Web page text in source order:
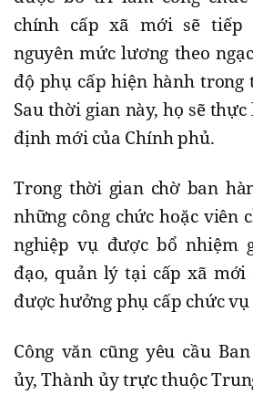
chính cấp xã mới sẽ tiếp
nguyên mức lương theo
độ phụ cấp hiện hành trong
Sau thời gian này, họ sẽ
định mới của Chính phủ.
Trong thời gian chờ ban
những công chức hoặc viên
nghiệp vụ được bổ nhiệm
đạo, quản lý tại cấp xã mới
được hưởng phụ cấp chức
Công văn cũng yêu cầu
ủy, Thành ủy trực thuộc